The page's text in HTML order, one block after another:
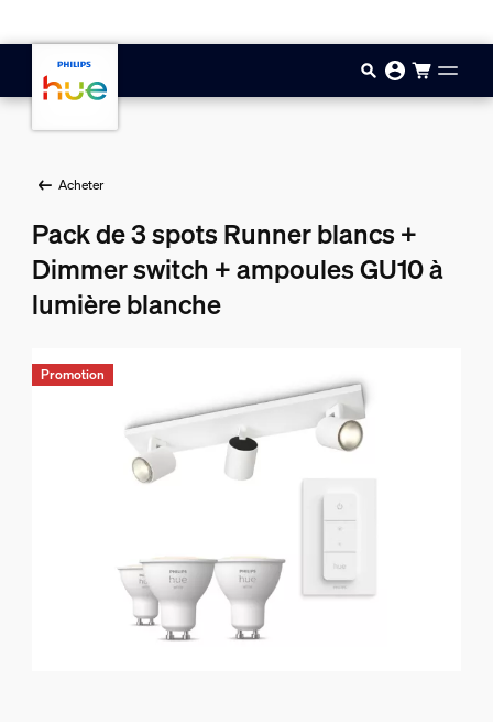
Acheter
Pack de 3 spots Runner blancs +
Dimmer switch + ampoules GU10 à
lumière blanche
Promotion